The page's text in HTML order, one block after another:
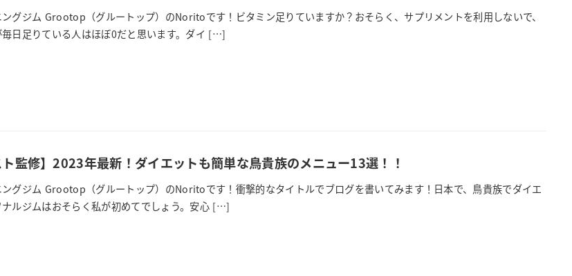
グジム Grootop（グルートップ）のNoritoです！ビタミン足りていますか？おそらく、サプリメントを利用しないで、
日足りている人はほぼ0だと思います。ダイ […]
ト監修】2023年最新！ダイエットも簡単な鳥貴族のメニュー13選！！
グジム Grootop（グルートップ）のNoritoです！衝撃的なタイトルでブログを書いてみます！日本で、鳥貴族でダイエ
ルジムはおそらく私が初めてでしょう。安心 […]